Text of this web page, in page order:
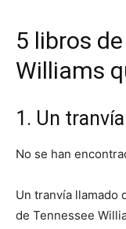
5 libros
Williams
1. Un
No se han
Un tranvía llamado
de Tennessee